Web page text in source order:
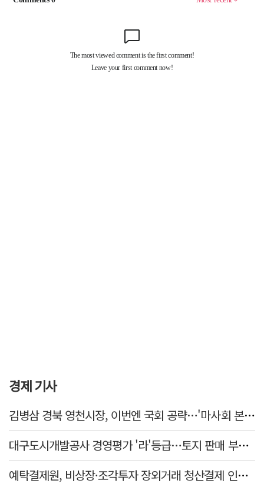
경제 기사
김병삼 경북 영천시장, 이번엔 국회 공략…'마사회 본사 이전·광역교통망 확충' 요청
대구도시개발공사 경영평가 '라'등급…토지 판매 부진에 1년 만에 두 단계 '뚝'
예탁결제원, 비상장·조각투자 장외거래 청산결제 인프라 구축 착수…연내 가동